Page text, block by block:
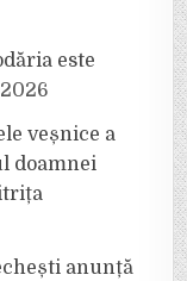
este
veșnice a
doamnei
anunță